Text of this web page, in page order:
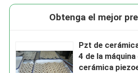
Obtenga el mejor
Pzt de
4 de la
cerámica